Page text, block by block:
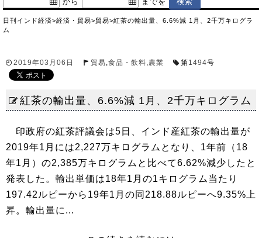
日刊インド経済>経済・貿易>貿易>紅茶の輸出量、6.6%減 1月、2千万キログラ
ム
2019年03月06日 貿易,食品・飲料,農業 第1494号
紅茶の輸出量、6.6%減 1月、2千万キログラム
印政府の紅茶評議会は5日、インド産紅茶の輸出量が
2019年1月には2,227万キログラムとなり、1年前（18
年1月）の2,385万キログラムと比べて6.62%減少したと
発表した。輸出単価は18年1月の1キログラム当たり
197.42ルピーから19年1月の同218.88ルピーへ9.35%上
昇。輸出量に...